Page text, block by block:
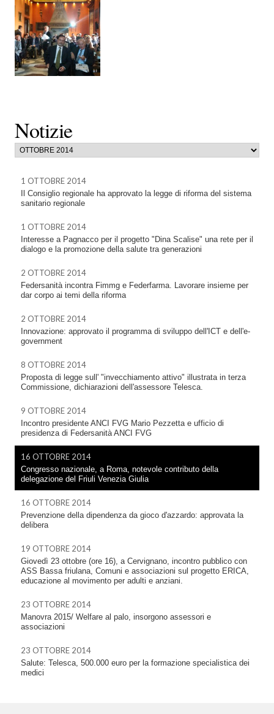
Notizie
1 OTTOBRE 2014
Il Consiglio regionale ha approvato la legge di riforma del sistema
sanitario regionale
1 OTTOBRE 2014
Interesse a Pagnacco per il progetto "Dina Scalise" una rete per il
dialogo e la promozione della salute tra generazioni
2 OTTOBRE 2014
Federsanità incontra Fimmg e Federfarma. Lavorare insieme per
dar corpo ai temi della riforma
2 OTTOBRE 2014
Innovazione: approvato il programma di sviluppo dell'ICT e dell'e-
government
8 OTTOBRE 2014
Proposta di legge sull' "invecchiamento attivo" illustrata in terza
Commissione, dichiarazioni dell'assessore Telesca.
9 OTTOBRE 2014
Incontro presidente ANCI FVG Mario Pezzetta e ufficio di
presidenza di Federsanità ANCI FVG
16 OTTOBRE 2014
Congresso nazionale, a Roma, notevole contributo della
delegazione del Friuli Venezia Giulia
16 OTTOBRE 2014
Prevenzione della dipendenza da gioco d'azzardo: approvata la
delibera
19 OTTOBRE 2014
Giovedì 23 ottobre (ore 16), a Cervignano, incontro pubblico con
ASS Bassa friulana, Comuni e associazioni sul progetto ERICA,
educazione al movimento per adulti e anziani.
23 OTTOBRE 2014
Manovra 2015/ Welfare al palo, insorgono assessori e
associazioni
23 OTTOBRE 2014
Salute: Telesca, 500.000 euro per la formazione specialistica dei
medici